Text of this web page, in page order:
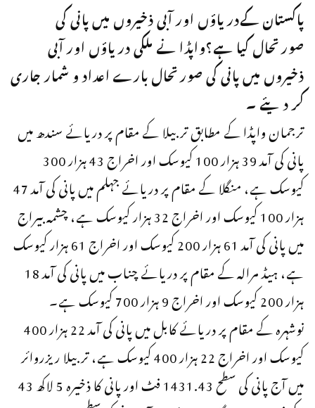
پاکستان کےدریاؤں اور آبی ذخیروں میں پانی کی
صورتحال کیا ہے؟واپڈا نے ملکی دریاؤں اور آبی
ذخیروں میں پانی کی صورتحال بارے اعداد و شمار جاری
کر دیئے ۔
ترجمان واپڈا کے مطابق تربیلا کے مقام پر دریائے سندھ میں
پانی کی آمد 39 ہزار 100 کیوسک اور اخراج 43 ہزار 300
کیوسک ہے، منگلا کے مقام پر دریائے جہلم میں پانی کی آمد 47
ہزار 100 کیوسک اور اخراج 32 ہزار کیوسک ہے، چشمہ بیراج
میں پانی کی آمد 61 ہزار 200 کیوسک اور اخراج 61 ہزار کیوسک
ہے، ہیڈ مرالہ کے مقام پر دریائے چناب میں پانی کی آمد 18
ہزار 200 کیوسک اور اخراج 9 ہزار 700 کیوسک ہے۔
نوشہرہ کے مقام پر دریائے کابل میں پانی کی آمد 22 ہزار 400
کیوسک اور اخراج 22 ہزار 400 کیوسک ہے، تربیلا ریزروائر
میں آج پانی کی سطح 1431.43 فٹ اور پانی کا ذخیرہ 5 لاکھ 43